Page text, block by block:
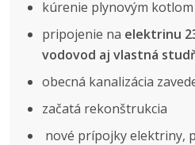
kúrenie plynovým
pripojenie na elektrinu
vodovod aj vlastná
obecná kanalizácia
začatá rekonštrukcia
nové prípojky elektriny,